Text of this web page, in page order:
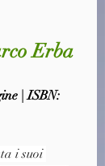
Erba
| ISBN:
i suoi